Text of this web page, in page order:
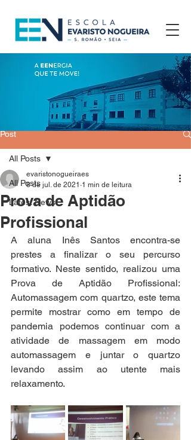
Post
All Posts
Latest News
All Posts
Prova de Aptidão
Profissional
evaristonogueiraes
8 de jul. de 2021 1 min de leitura
A aluna Inês Santos encontra-se
prestes a finalizar o seu percurso
formativo. Neste sentido, realizou uma
Prova de Aptidão Profissional:
Automassagem com quartzo, este tema
permite mostrar como em tempo de
pandemia podemos continuar com a
atividade de massagem em modo
automassagem e juntar o quartzo
levando assim ao utente mais
relaxamento.